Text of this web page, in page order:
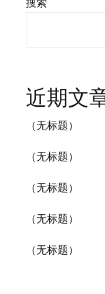
近期文
（无标题）
（无标题）
（无标题）
（无标题）
（无标题）